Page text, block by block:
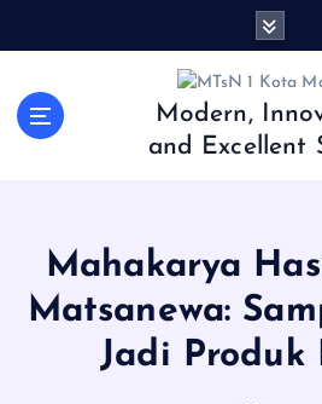
Modern,
and Excellent
Mahakarya
Matsanewa:
Jadi Produk